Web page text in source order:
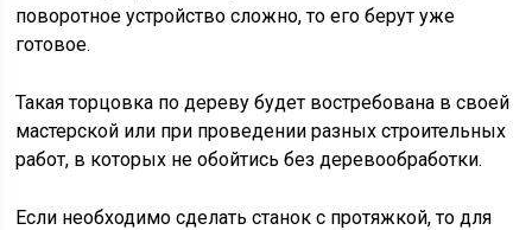
поворотное устройство сложно, то его берут уже
готовое.
Такая торцовка по дереву будет востребована в своей
мастерской или при проведении разных строительных
работ, в которых не обойтись без деревообработки.
Если необходимо сделать станок с протяжкой, то для